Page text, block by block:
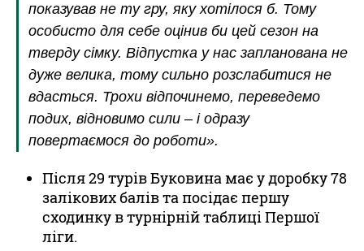
показував не ту гру, яку хотілося б. Тому
особисто для себе оцінив би цей сезон на
тверду сімку. Відпустка у нас запланована не
дуже велика, тому сильно розслабитися не
вдасться. Трохи відпочинемо, переведемо
подих, відновимо сили – і одразу
повертаємося до роботи».
Після 29 турів Буковина має у доробку 78
залікових балів та посідає першу
сходинку в турнірній таблиці Першої
ліги.